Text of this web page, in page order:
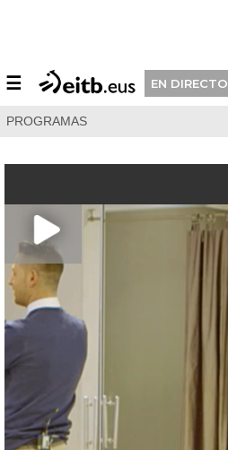
☰ EN DIRECTO
PROGRAMAS